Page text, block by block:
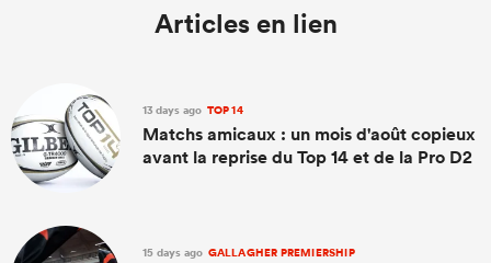
Articles en lien
13 days ago TOP 14
Matchs amicaux : un mois d'août copieux
avant la reprise du Top 14 et de la Pro D2
15 days ago GALLAGHER PREMIERSHIP